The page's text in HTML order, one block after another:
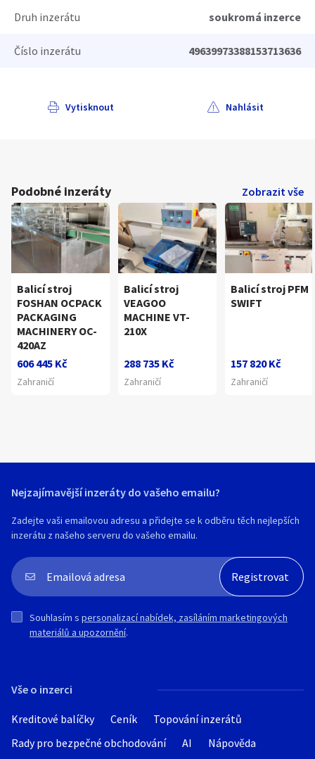
Druh inzerátu soukromá inzerce
Číslo inzerátu 49639973388153713636
Vytisknout Nahlásit
Podobné inzeráty Zobrazit vše
Balicí stroj
FOSHAN OCPACK
PACKAGING
MACHINERY OC-
420AZ
606 445 Kč
Zahraničí
Balicí stroj
VEAGOO
MACHINE VT-
210X
288 735 Kč
Zahraničí
Balicí stroj PFM
SWIFT
157 820 Kč
Zahraničí
Vše o inzerci
Kreditové balíčky Ceník
Topování inzerátů
Rady pro bezpečné obchodování
AI
Nápověda
Nejzajímavější inzeráty do vašeho emailu?
Zadejte vaši emailovou adresu a přidejte se k odběru těch nejlepších
inzerátu z našeho serveru do vašeho emailu.
Souhlasím s personalizací nabídek, zasíláním marketingových
materiálů a upozornění.